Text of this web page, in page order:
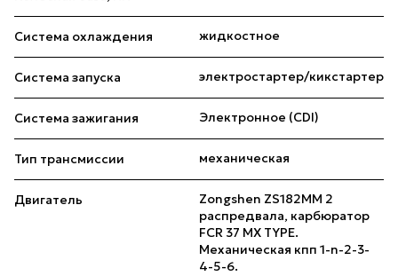
Система охлаждения жидкостное
Система запуска электростартер/кикстартер
Система зажигания Электронное (CDI)
Тип трансмиссии механическая
Двигатель
Zongshen ZS182MM 2
распредвала, карбюратор
FCR 37 MX TYPE.
Механическая кпп 1-n-2-3-
4-5-6.